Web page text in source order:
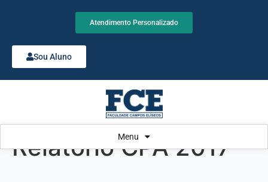
Atendimento Personalizado
Sou Aluno
Menu
Relatório CPA 2017